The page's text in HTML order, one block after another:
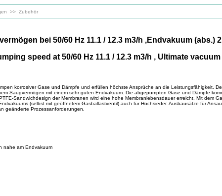
>> Zubehör
bei 50/60 Hz 11.1 / 12.3 m3/h ,Endvakuum
speed at 50/60 Hz 11.1 / 12.3 m3/h , Ultimate
korrosiver Gase und Dämpfe und erfüllen höchste Ansprüche an die Leistungsfähigkeit.
Saugvermögen mit einem sehr guten Endvakuum. Die abgepumpten Gase und Dämpfe
Sandwichdesign der Membranen wird eine hohe Membranlebensdauer erreicht. Mit dem
(selbst mit geöffnetem Gasballastventil) auch für Hochsieder. Ausbausätze für
geänderte Prozessanforderungen.
nahe am Endvakuum